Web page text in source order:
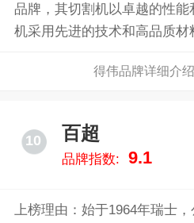
品牌，其切割机以卓越的性
机采用先进的技术和高品质
率大幅提升，适用于各种复
得伟品牌详细介
10 百超
品牌指数: 9.1
上榜理由：始于1964年瑞士